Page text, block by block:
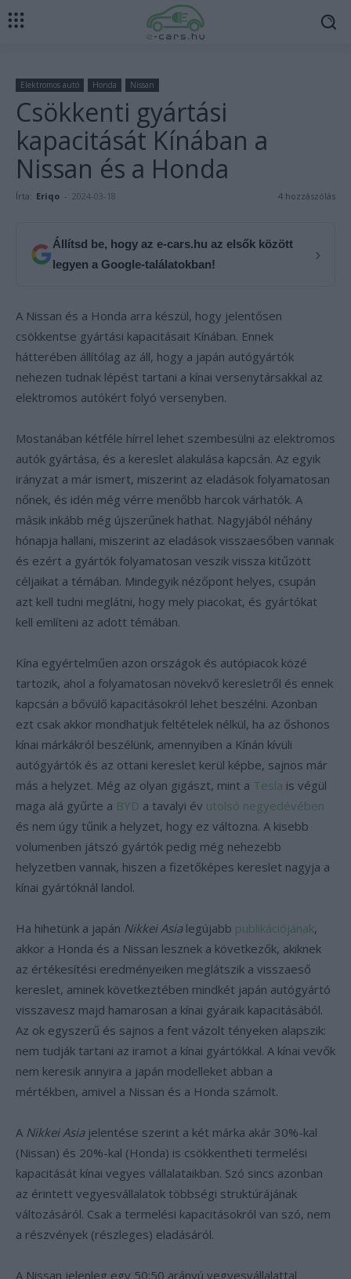
Elektromos autó Honda Nissan
Csökkenti gyártási
kapacitását Kínában a
Nissan és a Honda
Írta: Eriqo - 2024-03-18 4 hozzászólás
Állítsd be, hogy az e-cars.hu az elsők között
legyen a Google-találatokban!
›
A Nissan és a Honda arra készül, hogy jelentősen
csökkentse gyártási kapacitásait Kínában. Ennek
hátterében állítólag az áll, hogy a japán autógyártók
nehezen tudnak lépést tartani a kínai versenytársakkal az
elektromos autókért folyó versenyben.
Mostanában kétféle hírrel lehet szembesülni az elektromos
autók gyártása, és a kereslet alakulása kapcsán. Az egyik
irányzat a már ismert, miszerint az eladások folyamatosan
nőnek, és idén még vérre menőbb harcok várhatók. A
másik inkább még újszerűnek hathat. Nagyjából néhány
hónapja hallani, miszerint az eladások visszaesőben vannak
és ezért a gyártók folyamatosan veszik vissza kitűzött
céljaikat a témában. Mindegyik nézőpont helyes, csupán
azt kell tudni meglátni, hogy mely piacokat, és gyártókat
kell említeni az adott témában.
Kína egyértelműen azon országok és autópiacok közé
tartozik, ahol a folyamatosan növekvő keresletről és ennek
kapcsán a bővülő kapacitásokról lehet beszélni. Azonban
ezt csak akkor mondhatjuk feltételek nélkül, ha az őshonos
kínai márkákról beszélünk, amennyiben a Kínán kívüli
autógyártók és az ottani kereslet kerül képbe, sajnos már
más a helyzet. Még az olyan gigászt, mint a Tesla is végül
maga alá gyűrte a BYD a tavalyi év utolsó negyedévében
és nem úgy tűnik a helyzet, hogy ez változna. A kisebb
volumenben játszó gyártók pedig még nehezebb
helyzetben vannak, hiszen a fizetőképes kereslet nagyja a
kínai gyártóknál landol.
Ha hihetünk a japán Nikkei Asialegújabb publikációjának,
akkor a Honda és a Nissan lesznek a következők, akiknek
az értékesítési eredményeiken meglátszik a visszaeső
kereslet, aminek következtében mindkét japán autógyártó
visszavesz majd hamarosan a kínai gyáraik kapacitásából.
Az ok egyszerű és sajnos a fent vázolt tényeken alapszik:
nem tudják tartani az iramot a kínai gyártókkal. A kínai vevők
nem keresik annyira a japán modelleket abban a
mértékben, amivel a Nissan és a Honda számolt.
A Nikkei Asiajelentése szerint a két márka akár 30%-kal
(Nissan) és 20%-kal (Honda) is csökkentheti termelési
kapacitását kínai vegyes vállalataikban. Szó sincs azonban
az érintett vegyesvállalatok többségi struktúrájának
változásáról. Csak a termelési kapacitásokról van szó, nem
a részvények (részleges) eladásáról.
A Nissan jelenleg egy 50:50 arányú vegyesvállalattal